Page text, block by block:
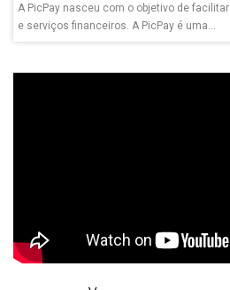
A PicPay nasceu com o objetivo de
e serviços financeiros. A PicPay é uma...